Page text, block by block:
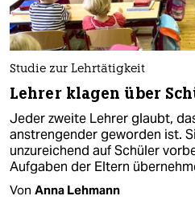
Studie zur Lehrtätigkeit
Lehrer klagen über
Jeder zweite Lehrer glaubt,
anstrengender geworden ist.
unzureichend auf Schüler
Aufgaben der Eltern
Von Anna Lehmann